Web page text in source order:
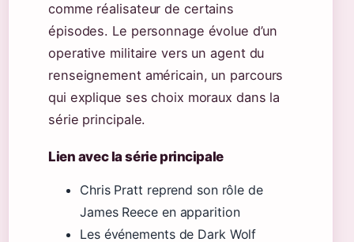
comme réalisateur de certains
épisodes. Le personnage évolue d’un
operative militaire vers un agent du
renseignement américain, un parcours
qui explique ses choix moraux dans la
série principale.
Lien avec la série principale
Chris Pratt reprend son rôle de
James Reece en apparition
Les événements de Dark Wolf